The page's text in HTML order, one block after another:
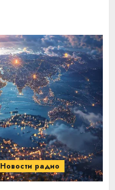
Новости радио